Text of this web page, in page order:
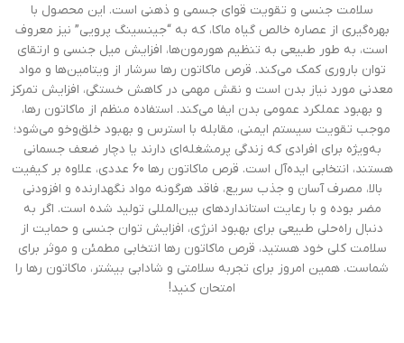
سلامت جنسی و تقویت قوای جسمی و ذهنی است. این محصول با
بهره‌گیری از عصاره خالص گیاه ماکا، که به “جینسینگ پرویی” نیز معروف
است، به طور طبیعی به تنظیم هورمون‌ها، افزایش میل جنسی و ارتقای
توان باروری کمک می‌کند. قرص ماکاتون رها سرشار از ویتامین‌ها و مواد
معدنی مورد نیاز بدن است و نقش مهمی در کاهش خستگی، افزایش تمرکز
و بهبود عملکرد عمومی بدن ایفا می‌کند. استفاده منظم از ماکاتون رها،
موجب تقویت سیستم ایمنی، مقابله با استرس و بهبود خلق‌وخو می‌شود؛
به‌ویژه برای افرادی که زندگی پرمشغله‌ای دارند یا دچار ضعف جسمانی
هستند، انتخابی ایده‌آل است. قرص ماکاتون رها 60 عددی، علاوه بر کیفیت
بالا، مصرف آسان و جذب سریع، فاقد هرگونه مواد نگهدارنده و افزودنی
مضر بوده و با رعایت استانداردهای بین‌المللی تولید شده است. اگر به
دنبال راه‌حلی طبیعی برای بهبود انرژی، افزایش توان جنسی و حمایت از
سلامت کلی خود هستید، قرص ماکاتون رها انتخابی مطمئن و موثر برای
شماست. همین امروز برای تجربه سلامتی و شادابی بیشتر، ماکاتون رها را
امتحان کنید!